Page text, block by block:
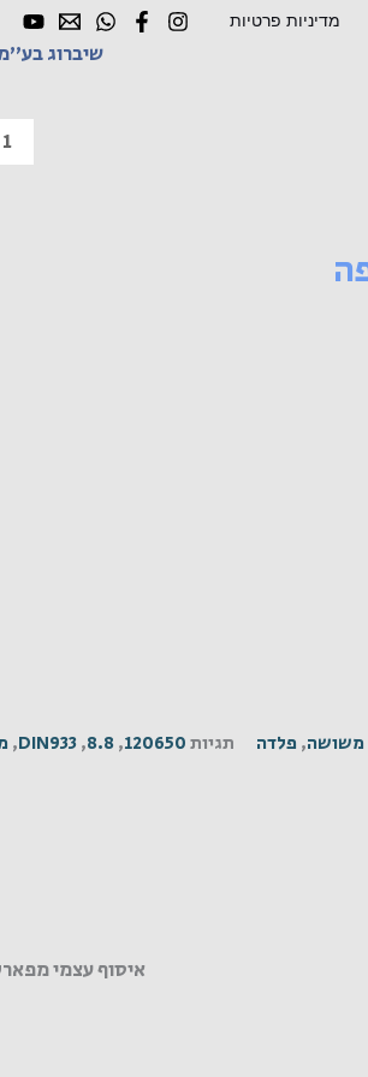
מדיניות פרטיות
שיברוג
משושה, פלדה תגיות120650
,
8.8
,
DIN933
,
איסוף עצמי